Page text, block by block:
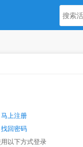
马上注册
找回密码
以下方式登录